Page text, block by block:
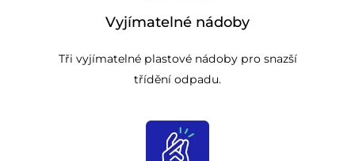
Vyjímatelné nádoby
Tři vyjímatelné plastové nádoby pro snazší
třídění odpadu.